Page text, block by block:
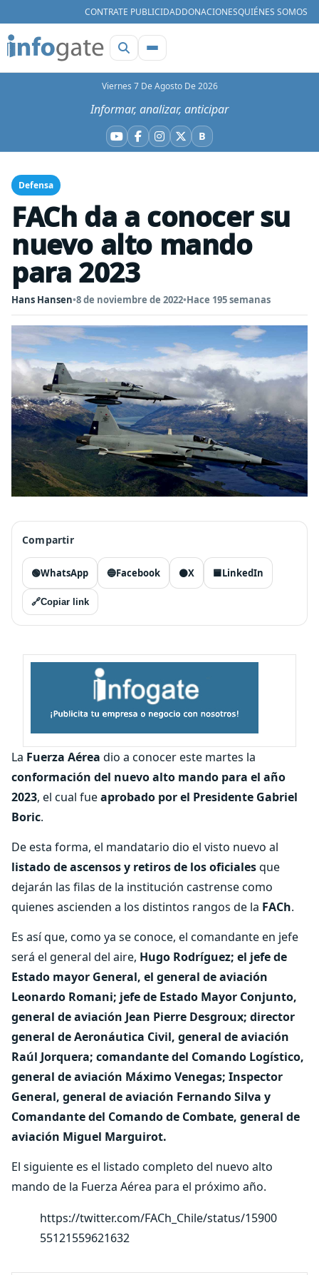
CONTRATE PUBLICIDADDONACIONESQUIÉNES SOMOS
Viernes 7 De Agosto De 2026
Informar, analizar, anticipar
YouTube
Facebook
Instagram
X BBluesky
Defensa
FACh da a conocer su
nuevo alto mando
para 2023
Hans Hansen•8 de noviembre de 2022•Hace 195 semanas
Compartir
🟢WhatsApp 🔵Facebook ⚫X 🟦LinkedIn
🔗Copiar link
La Fuerza Aérea dio a conocer este martes la
conformación del nuevo alto mando para el año
2023, el cual fueaprobado por el Presidente Gabriel
Boric.
De esta forma, el mandatario dio el visto nuevo al
listado de ascensos y retiros de los oficialesque
dejarán las filas de la institución castrense como
quienes ascienden a los distintos rangos de la FACh.
Es así que, como ya se conoce, el comandante en jefe
será el general del aire, Hugo Rodríguez; el jefe de
Estado mayor General, el general de aviación
Leonardo Romani; jefe de Estado Mayor Conjunto,
general de aviación Jean Pierre Desgroux; director
general de Aeronáutica Civil, general de aviación
Raúl Jorquera; comandante del Comando Logístico,
general de aviación Máximo Venegas; Inspector
General, general de aviación Fernando Silva y
Comandante del Comando de Combate, general de
aviación Miguel Marguirot.
El siguiente es el listado completo del nuevo alto
mando de la Fuerza Aérea para el próximo año.
https://twitter.com/FACh_Chile/status/15900
55121559621632